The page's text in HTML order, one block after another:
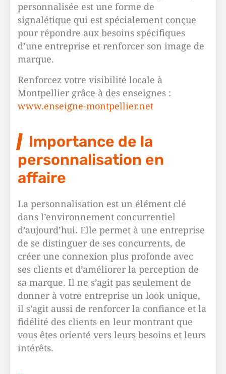
personnalisée est une forme de
signalétique qui est spécialement conçue
pour répondre aux besoins spécifiques
d’une entreprise et renforcer son image de
marque.
Renforcez votre visibilité locale à
Montpellier grâce à des enseignes :
www.enseigne-montpellier.net
Importance de la
personnalisation en
affaire
La personnalisation est un élément clé
dans l’environnement concurrentiel
d’aujourd’hui. Elle permet à une entreprise
de se distinguer de ses concurrents, de
créer une connexion plus profonde avec
ses clients et d’améliorer la perception de
sa marque. Il ne s’agit pas seulement de
donner à votre entreprise un look unique,
il s’agit aussi de renforcer la confiance et la
fidélité des clients en leur montrant que
vous êtes orienté vers leurs besoins et leurs
intérêts.